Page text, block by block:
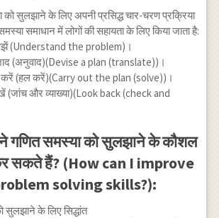
को सुलझाने के लिए अपनी प्रसिद्ध चार-चरण प्रक्रिया
समाधान में लोगों की सहायता के लिए किया जाता है:
(Understand the problem)।
(अनुवाद)(Devise a plan (translate))।
करें (हल करें)(Carry out the plan (solve))।
और व्याख्या)(Look back (check and
गणित समस्या को सुलझाने के कौशल
सकते हैं? (How can I improve
solving skills?):
सुलझाने के लिए सिद्धांत